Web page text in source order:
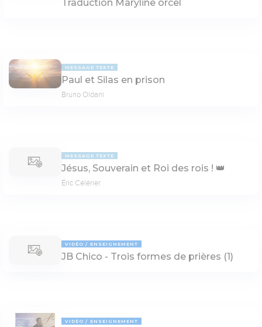
Traduction Maryline orcel
MESSAGE TEXTE
Paul et Silas en prison
Bruno Oldani
MESSAGE TEXTE
Jésus, Souverain et Roi des rois ! 👑
Éric Célérier
VIDÉO ENSEIGNEMENT
JB Chico - Trois formes de prières (1)
VIDÉO ENSEIGNEMENT